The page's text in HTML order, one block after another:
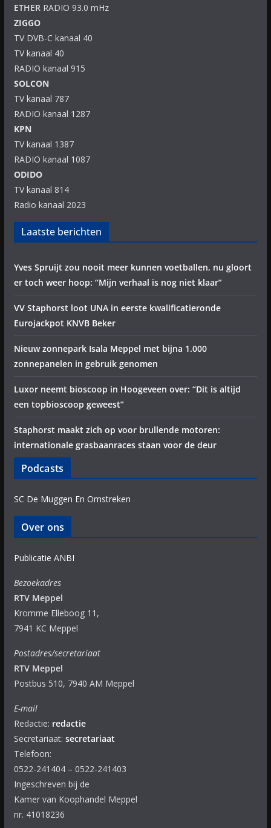
ETHERRADIO 93.0 mHz
ZIGGO
TV DVB-C kanaal 40
TV kanaal 40
RADIO kanaal 915
SOLCON
TV kanaal 787
RADIO kanaal 1287
KPN
TV kanaal 1387
RADIO kanaal 1087
ODIDO
TV kanaal 814
Radio kanaal 2023
Laatste berichten
Yves Spruijt zou nooit meer kunnen voetballen, nu gloort
er toch weer hoop: “Mijn verhaal is nog niet klaar”
VV Staphorst loot UNA in eerste kwalificatieronde
Eurojackpot KNVB Beker
Nieuw zonnepark Isala Meppel met bijna 1.000
zonnepanelen in gebruik genomen
Luxor neemt bioscoop in Hoogeveen over: “Dit is altijd
een topbioscoop geweest”
Staphorst maakt zich op voor brullende motoren:
internationale grasbaanraces staan voor de deur
Podcasts
SC De Muggen En Omstreken
Over ons
Publicatie ANBI
Bezoekadres
RTV Meppel
Kromme Elleboog 11,
7941 KC Meppel
Postadres/secretariaat
RTV Meppel
Postbus 510, 7940 AM Meppel
E-mail
Redactie: redactie
Secretariaat: secretariaat
Telefoon:
0522-241404 – 0522-241403
Ingeschreven bij de
Kamer van Koophandel Meppel
nr. 41018236